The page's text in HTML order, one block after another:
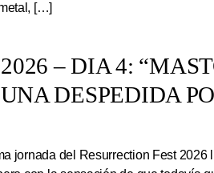
[…]
– DIA 4:
DESPEDIDA
jornada del Resurrection Fest 2026